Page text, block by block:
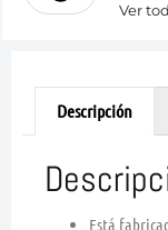
Ver
Descripción
Está